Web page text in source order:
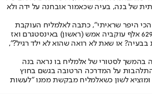
של בנה, בעיה שכאמור אובחנה על ידה ולא
היפר שראיתי", כתבה לאלמליח העוקבת
בצילום מסך שחלקה עם 629 אלף עוקביה אמש (ראשון) באינסטגרם ואז
או שאת לא רואה שהוא לא ילד רגיל?",
בהמשך לסטורי של אלמליח בו נראה בנה
על המדרכה הרטובה בגשם בחוץ
ומוציא לשון כשאלמליח מבקשת ממנו "לעשות